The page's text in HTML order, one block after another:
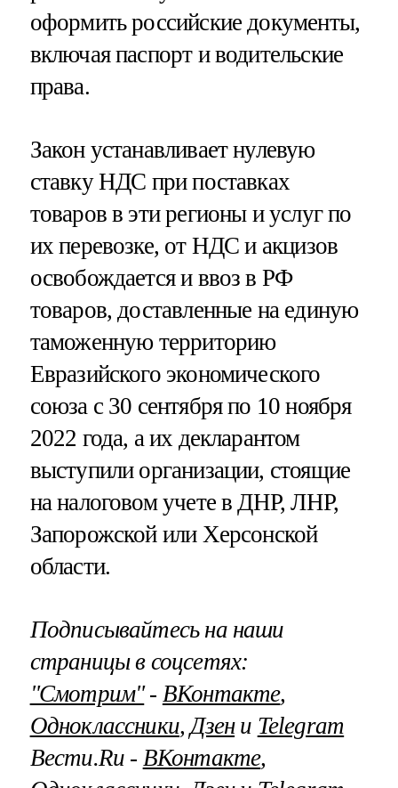
оформить российские документы,
включая паспорт и водительские
права.
Закон устанавливает нулевую
ставку НДС при поставках
товаров в эти регионы и услуг по
их перевозке, от НДС и акцизов
освобождается и ввоз в РФ
товаров, доставленные на единую
таможенную территорию
Евразийского экономического
союза с 30 сентября по 10 ноября
2022 года, а их декларантом
выступили организации, стоящие
на налоговом учете в ДНР, ЛНР,
Запорожской или Херсонской
области.
Подписывайтесь на наши
страницы в соцсетях:
"Смотрим"‐ ВКонтакте,
Одноклассники,Дзени Telegram
Вести.Ru ‐ ВКонтакте,